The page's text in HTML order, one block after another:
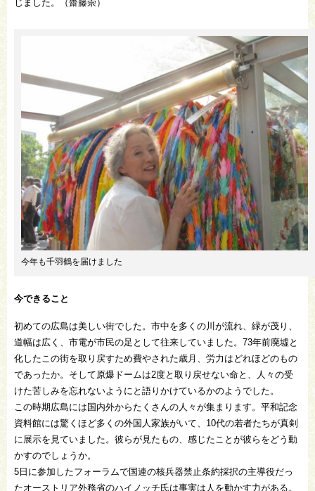
じました。（齋藤崇）
今年も千羽鶴を届けました
今できること
初めての広島は美しい街でした。市中を多くの川が流れ、緑が茂り、
道幅は広く、市電が市民の足として往来していました。73年前廃墟と
化したこの街を取り戻すため費やされた歳月、労力はどれほどのもの
であったか。そして原爆ドームは2度と取り戻せない命と、人々の受
けた苦しみを忘れないようにと語りかけているかのようでした。
この時期広島には国内外からたくさんの人々が集まります。平和記念
資料館には驚くほど多くの外国人家族がいて、10代の若者たちが真剣
に展示を見ていました。彼らが見たもの、感じたことが彼らをどう動
かすのでしょうか。
5日に参加したフォーラムで国連の核兵器禁止条約採択の主導役だっ
たオーストリア外務省のハイノッチ氏は事実は人を動かす力がある。